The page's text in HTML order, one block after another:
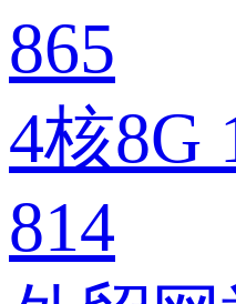
865
4核8G
814